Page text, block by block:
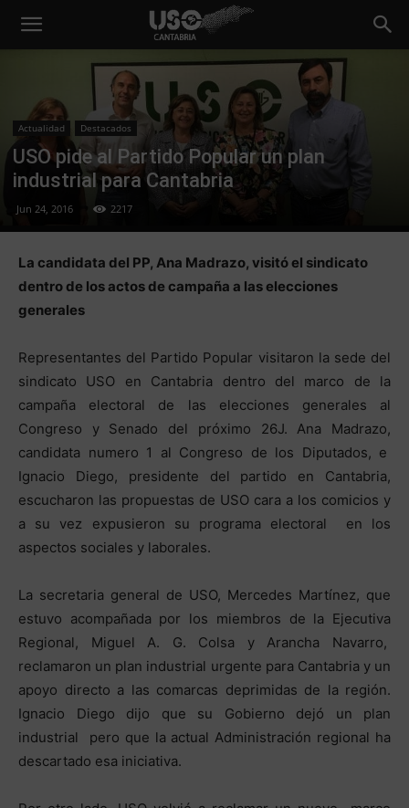
Actualidad Destacados
USO pide al Partido Popular un plan
industrial para Cantabria
Jun 24, 2016 2217
La candidata del PP, Ana Madrazo, visitó el sindicato
dentro de los actos de campaña a las elecciones
generales
Representantes del Partido Popular visitaron la sede del
sindicato USO en Cantabria dentro del marco de la
campaña electoral de las elecciones generales al
Congreso y Senado del próximo 26J. Ana Madrazo,
candidata numero 1 al Congreso de los Diputados, e
Ignacio Diego, presidente del partido en Cantabria,
escucharon las propuestas de USO cara a los comicios y
a su vez expusieron su programa electoral en los
aspectos sociales y laborales.
La secretaria general de USO, Mercedes Martínez, que
estuvo acompañada por los miembros de la Ejecutiva
Regional, Miguel A. G. Colsa y Arancha Navarro,
reclamaron un plan industrial urgente para Cantabria y un
apoyo directo a las comarcas deprimidas de la región.
Ignacio Diego dijo que su Gobierno dejó un plan
industrial pero que la actual Administración regional ha
descartado esa iniciativa.